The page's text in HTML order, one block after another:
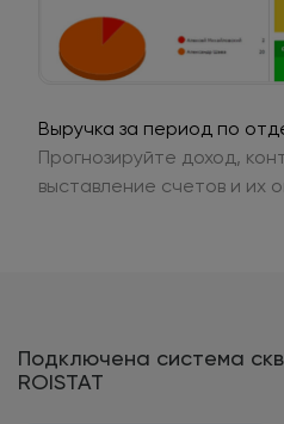
Выручка за период по
Прогнозируйте доход,
выставление счетов и их
Подключена система
ROISTAT